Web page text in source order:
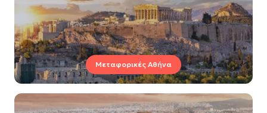
Μεταφορικές Αθήνα